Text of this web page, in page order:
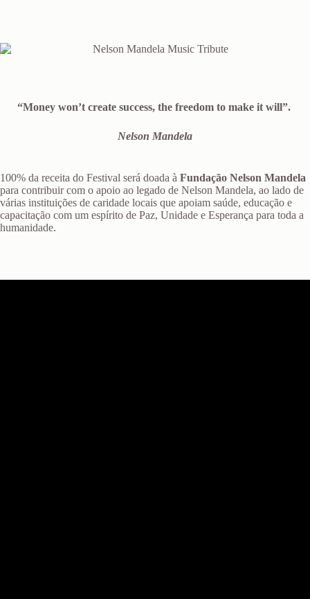
“Money won’t create success, the freedom to make it will”.
Nelson Mandela
100% da receita do Festival será doada à Fundação Nelson Mandela
para contribuir com o apoio ao legado de Nelson Mandela, ao lado de
várias instituições de caridade locais que apoiam saúde, educação e
capacitação com um espírito de Paz, Unidade e Esperança para toda a
humanidade.